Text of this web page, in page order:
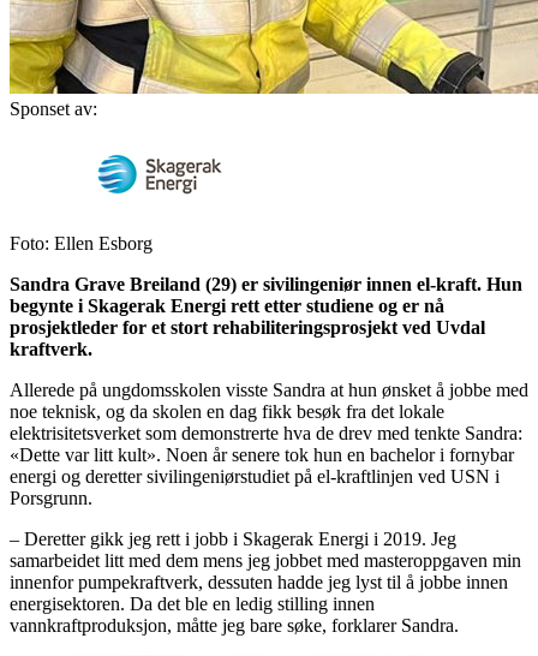
Sponset av:
Foto: Ellen Esborg
Sandra Grave Breiland (29) er sivilingeniør innen el-kraft. Hun
begynte i Skagerak Energi rett etter studiene og er nå
prosjektleder for et stort rehabiliteringsprosjekt ved Uvdal
kraftverk.
Allerede på ungdomsskolen visste Sandra at hun ønsket å jobbe med
noe teknisk, og da skolen en dag fikk besøk fra det lokale
elektrisitetsverket som demonstrerte hva de drev med tenkte Sandra:
«Dette var litt kult». Noen år senere tok hun en bachelor i fornybar
energi og deretter sivilingeniørstudiet på el-kraftlinjen ved USN i
Porsgrunn.
– Deretter gikk jeg rett i jobb i Skagerak Energi i 2019. Jeg
samarbeidet litt med dem mens jeg jobbet med masteroppgaven min
innenfor pumpekraftverk, dessuten hadde jeg lyst til å jobbe innen
energisektoren. Da det ble en ledig stilling innen
vannkraftproduksjon, måtte jeg bare søke, forklarer Sandra.